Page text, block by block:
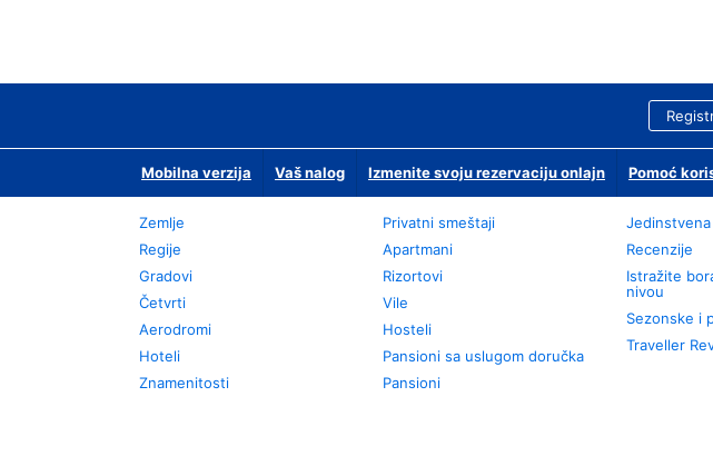
Mobilna verzija Vaš nalog Izmenite svoju rezervaciju onlajn Pomoć
Zemlje
Regije
Gradovi
Četvrti
Aerodromi
Hoteli
Znamenitosti
Privatni smeštaji
Apartmani
Rizortovi
Vile
Hosteli
Pansioni sa uslugom doručka
Pansioni
Recenzije
Istražite
nivou
Sezonske i
Traveller